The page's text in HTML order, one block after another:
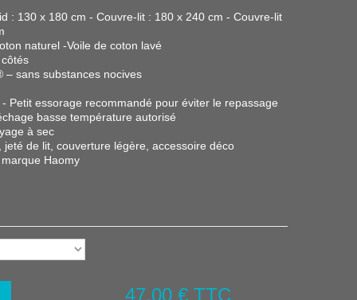
: 130 x 180 cm - Couvre-lit : 180 x 240 cm - Couvre-lit
naturel -Voile de coton lavé
– sans substances nocives
Petit essorage recommandé pour éviter le repassage
basse température autorisé
à sec
jeté de lit, couverture légère, accessoire déco
Haomy
47,00 € TTC